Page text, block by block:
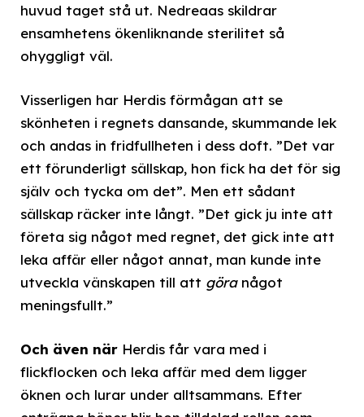
huvud taget stå ut. Nedreaas skildrar
ensamhetens ökenliknande sterilitet så
ohyggligt väl.
Visserligen har Herdis förmågan att se
skönheten i regnets dansande, skummande lek
och andas in fridfullheten i dess doft. ”Det var
ett förunderligt sällskap, hon fick ha det för sig
själv och tycka om det”. Men ett sådant
sällskap räcker inte långt. ”Det gick ju inte att
företa sig något med regnet, det gick inte att
leka affär eller något annat, man kunde inte
utveckla vänskapen till att göranågot
meningsfullt.”
Och även när Herdis får vara med i
flickflocken och leka affär med dem ligger
öknen och lurar under alltsammans. Efter